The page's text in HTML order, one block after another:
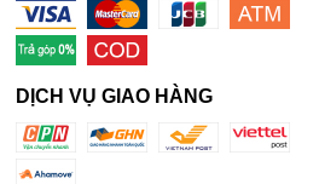
DỊCH VỤ GIAO HÀNG